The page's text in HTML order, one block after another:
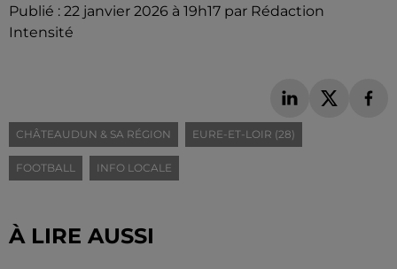
Publié : 22 janvier 2026 à 19h17 par Rédaction
Intensité
CHÂTEAUDUN & SA RÉGION EURE-ET-LOIR (28)
FOOTBALL INFO LOCALE
À LIRE AUSSI